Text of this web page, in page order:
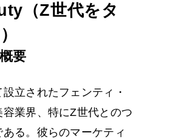
（Z世代をタ
要
立されたフェンティ・
容業界、特にZ世代とのつ
る。彼らのマーケティ